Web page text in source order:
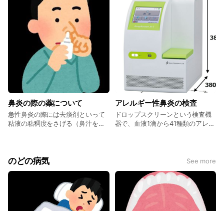
翼を軽く押さえて出口を狭くした
方がゆっくり弱い圧で長くかむこ
とができます。
が排泄されず鼻の奥にたまり、炎
症反応が強くなっていきます。そ
の結果副鼻腔炎（症状：臭い、鼻
がつまる、頭が痛い、鼻で息がで
きない…等）や滲出性中耳炎（症
状：聞こえにくい、耳が痛い…
等）を発症します。副鼻腔炎をこ
じらせると手術が必要となること
もあります。普段より”鼻すす
り”を控えて正しい”鼻かみ”ができ
るように心がけましょう。
鼻炎の際の薬について
急性鼻炎の際には去痰剤といって
粘液の粘稠度をさげる（鼻汁を柔
抗ロイコトリエン拮抗薬といった
炎の重症度や年齢、喘息の有無等
によって使い分けがあります。多
くの場合、治療のガイドラインに
沿って薬が処方されるため病院に
アレルギー性鼻炎の検査
ドロップスクリーンという検査機
器で、血液1滴から41種類のアレル
リーニングが行えます。 約30分で
の方は5000円程かかります。検査
ご希望の方はお声かけ下さい。
のどの病気 See more